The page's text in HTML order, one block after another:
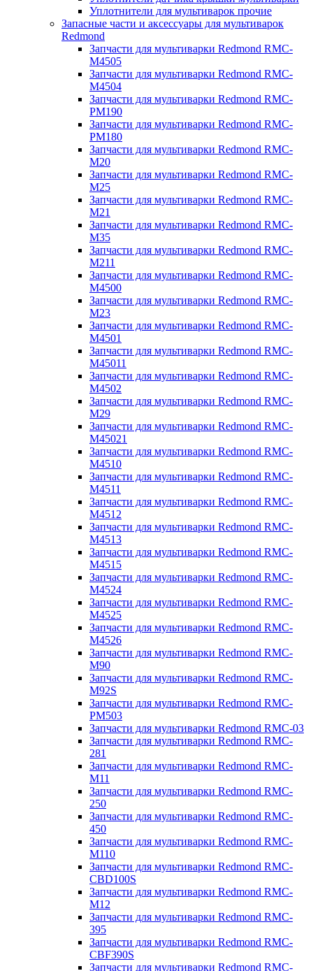
Уплотнители для мультиварок прочие
Запасные части и аксессуары для мультиварок
Redmond
Запчасти для мультиварки Redmond RMC-
M4505
Запчасти для мультиварки Redmond RMC-
M4504
Запчасти для мультиварки Redmond RMC-
PM190
Запчасти для мультиварки Redmond RMC-
PM180
Запчасти для мультиварки Redmond RMC-
M20
Запчасти для мультиварки Redmond RMC-
M25
Запчасти для мультиварки Redmond RMC-
M21
Запчасти для мультиварки Redmond RMC-
M35
Запчасти для мультиварки Redmond RMC-
M211
Запчасти для мультиварки Redmond RMC-
M4500
Запчасти для мультиварки Redmond RMC-
M23
Запчасти для мультиварки Redmond RMC-
M4501
Запчасти для мультиварки Redmond RMC-
M45011
Запчасти для мультиварки Redmond RMC-
M4502
Запчасти для мультиварки Redmond RMC-
M29
Запчасти для мультиварки Redmond RMC-
M45021
Запчасти для мультиварки Redmond RMC-
M4510
Запчасти для мультиварки Redmond RMC-
M4511
Запчасти для мультиварки Redmond RMC-
M4512
Запчасти для мультиварки Redmond RMC-
M4513
Запчасти для мультиварки Redmond RMC-
M4515
Запчасти для мультиварки Redmond RMC-
M4524
Запчасти для мультиварки Redmond RMC-
M4525
Запчасти для мультиварки Redmond RMC-
M4526
Запчасти для мультиварки Redmond RMC-
M90
Запчасти для мультиварки Redmond RMC-
M92S
Запчасти для мультиварки Redmond RMC-
PM503
Запчасти для мультиварки Redmond RMC-03
Запчасти для мультиварки Redmond RMC-
281
Запчасти для мультиварки Redmond RMC-
M11
Запчасти для мультиварки Redmond RMC-
250
Запчасти для мультиварки Redmond RMC-
450
Запчасти для мультиварки Redmond RMC-
M110
Запчасти для мультиварки Redmond RMC-
CBD100S
Запчасти для мультиварки Redmond RMC-
M12
Запчасти для мультиварки Redmond RMC-
395
Запчасти для мультиварки Redmond RMC-
CBF390S
Запчасти для мультиварки Redmond RMC-